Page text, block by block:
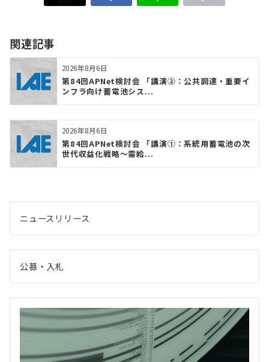
関連記事
2026年8月6日
第84回APNet検討会 「講演②：公共調達・重要イ
ンフラ向け蓄電池シス...
2026年8月6日
第84回APNet検討会 「講演①：系統用蓄電池の次
世代収益化戦略〜需給...
ニュースリリース
公募・入札